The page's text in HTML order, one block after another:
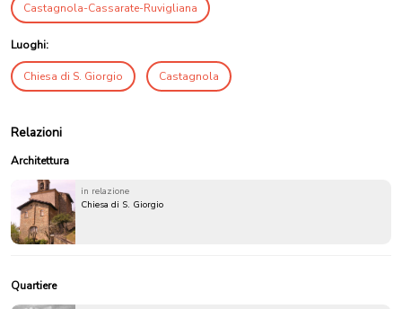
Castagnola-Cassarate-Ruvigliana
Luoghi:
Chiesa di S. Giorgio Castagnola
Relazioni
Architettura
in relazione
Chiesa di S. Giorgio
Quartiere